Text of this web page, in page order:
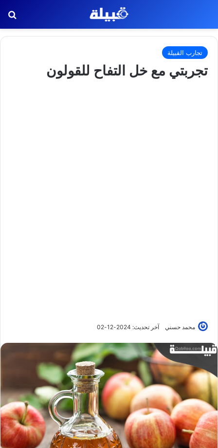
تجارب القبيلة
تجربتي مع خل التفاح للقولون
محمد حسني آخر تحديث: 2024-12-02